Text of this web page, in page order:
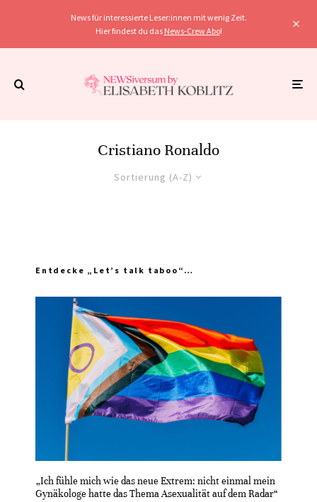
News für interessierte Leser:innen mit wenig Zeit.
Hier findest du das News-Crew Abo!
Cristiano Ronaldo
Sortierung (A-Z)
Entdecke „Let’s talk taboo“…
„Ich fühle mich wie das neue Extrem: nicht einmal mein
Gynäkologe hatte das Thema Asexualität auf dem Radar“